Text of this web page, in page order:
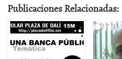
Publicaciones Relacionadas: